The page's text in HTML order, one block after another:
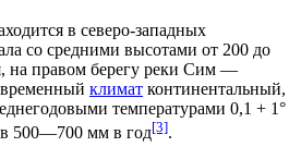
в северо-западных
со средними высотами от 200 до
на правом берегу реки Сим —
климат континентальный,
температурами 0,1 + 1°
500—700 мм в год[3].